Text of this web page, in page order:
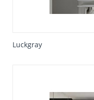
Luckgray